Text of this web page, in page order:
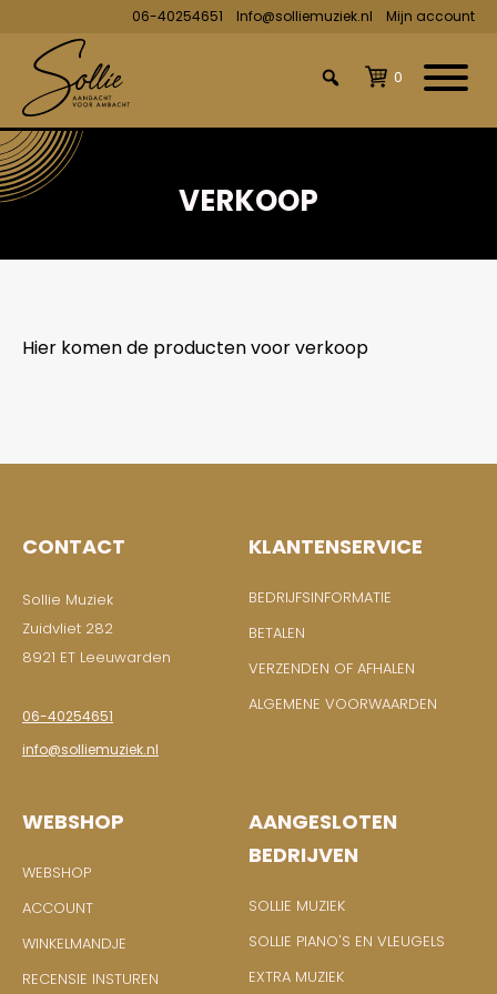
06-40254651 Info@solliemuziek.nl Mijn account
0
VERKOOP
Hier komen de producten voor verkoop
CONTACT
Sollie Muziek
Zuidvliet 282
8921 ET Leeuwarden
06-40254651
info@solliemuziek.nl
KLANTENSERVICE
BEDRIJFSINFORMATIE
BETALEN
VERZENDEN OF AFHALEN
ALGEMENE VOORWAARDEN
WEBSHOP
WEBSHOP
ACCOUNT
WINKELMANDJE
RECENSIE INSTUREN
AANGESLOTEN
BEDRIJVEN
SOLLIE MUZIEK
SOLLIE PIANO'S EN VLEUGELS
EXTRA MUZIEK